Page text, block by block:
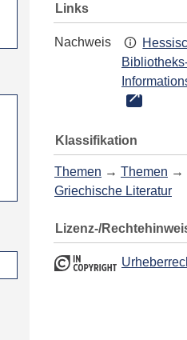
Links
Nachweis
Klassifikation
Themen → Themen →
Griechische Literatur
Lizenz-/